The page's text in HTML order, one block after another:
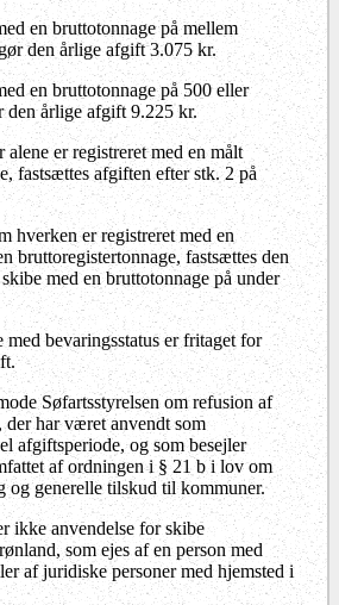
en bruttotonnage på mellem
den årlige afgift 3.075 kr.
en bruttotonnage på 500 eller
den årlige afgift 9.225 kr.
er registreret med en målt
fastsættes afgiften efter stk. 2 på
hverken er registreret med en
bruttoregistertonnage, fastsættes den
med en bruttotonnage på under
med bevaringsstatus er fritaget for
Søfartsstyrelsen om refusion af
har været anvendt som
afgiftsperiode, og som besejler
af ordningen i § 21 b i lov om
og generelle tilskud til kommuner.
ikke anvendelse for skibe
som ejes af en person med
af juridiske personer med hjemsted i